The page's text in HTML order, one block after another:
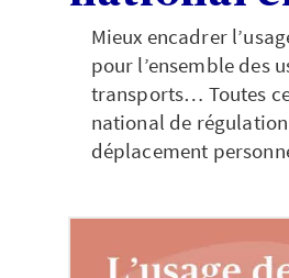
Mieux encadrer
pour l’ensemble des
transports… Toutes
national de
déplacement